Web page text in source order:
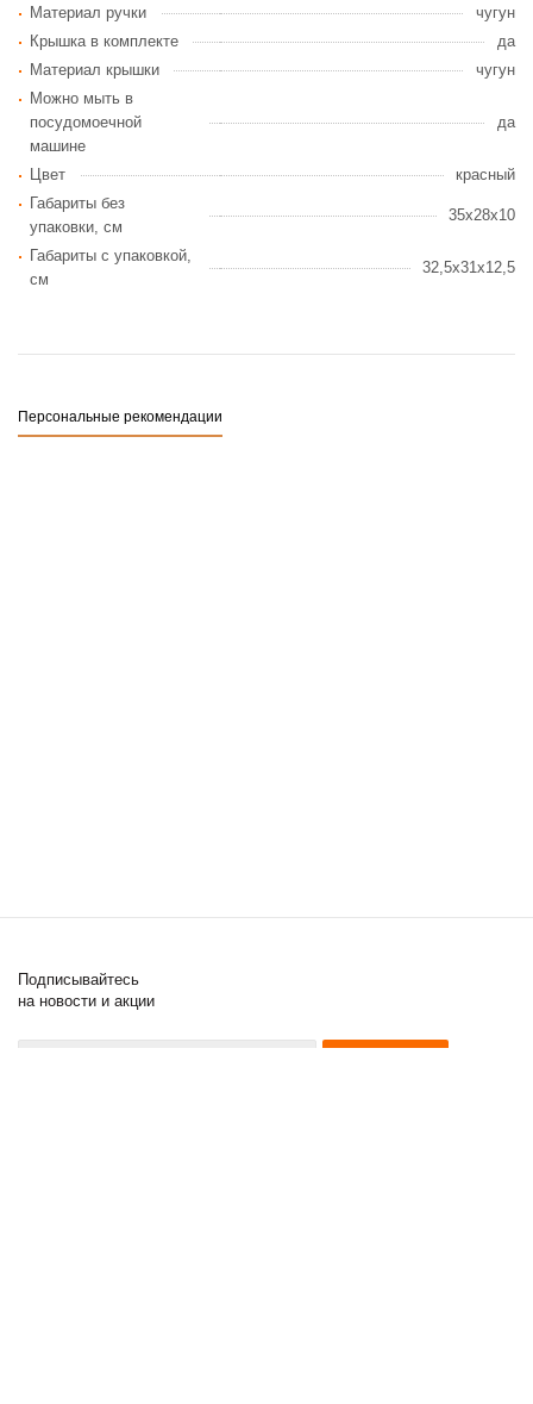
Материал ручки
чугун
Крышка в комплекте
да
Материал крышки
чугун
Можно мыть в
посудомоечной
машине
да
Цвет
красный
Габариты без
упаковки, см
35x28x10
Габариты c упаковкой,
см
32,5x31x12,5
Персональные рекомендации
Подписывайтесь
на новости и акции